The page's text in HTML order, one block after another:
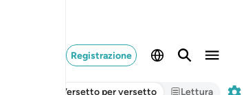
Registrazione
Versetto per versetto Lettura